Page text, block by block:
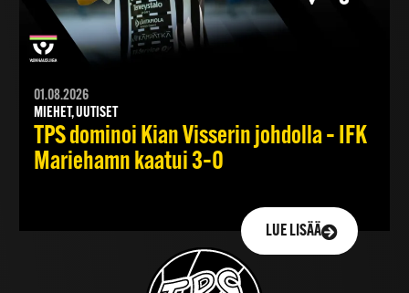
01.08.2026
MIEHET, UUTISET
TPS dominoi Kian Visserin johdolla – IFK
Mariehamn kaatui 3–0
LUE LISÄÄ